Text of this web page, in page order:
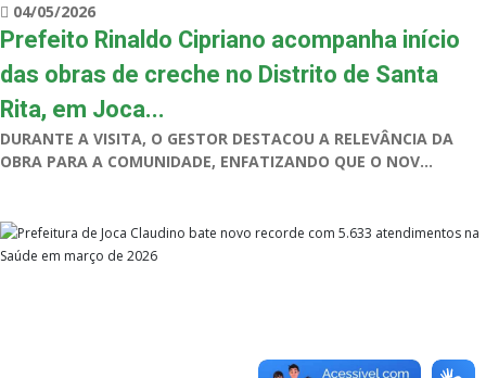
04/05/2026
Prefeito Rinaldo Cipriano acompanha início
das obras de creche no Distrito de Santa
Rita, em Joca...
DURANTE A VISITA, O GESTOR DESTACOU A RELEVÂNCIA DA
OBRA PARA A COMUNIDADE, ENFATIZANDO QUE O NOV...